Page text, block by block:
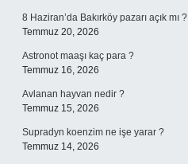
8 Haziran’da Bakırköy pazarı açık mı ?
Temmuz 20, 2026
Astronot maaşı kaç para ?
Temmuz 16, 2026
Avlanan hayvan nedir ?
Temmuz 15, 2026
Supradyn koenzim ne işe yarar ?
Temmuz 14, 2026